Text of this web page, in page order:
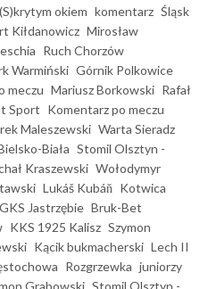
(S)krytym okiem komentarz Śląsk
Kiłdanowicz Mirosław
Ruch Chorzów
Warmiński Górnik Polkowice
meczu Mariusz Borkowski Rafał
Sport Komentarz po meczu
Maleszewski Warta Sieradz
Biała Stomil Olsztyn -
Kraszewski Wołodymyr
Lukáš Kubáň Kotwica
GKS Jastrzębie Bruk-Bet
KKS 1925 Kalisz Szymon
Kącik bukmacherski Lech II
Rozgrzewka juniorzy
Grabowski Stomil Olsztyn -